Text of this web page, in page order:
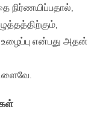
நிர்ணயிப்பதால்,
என்பது அதன்